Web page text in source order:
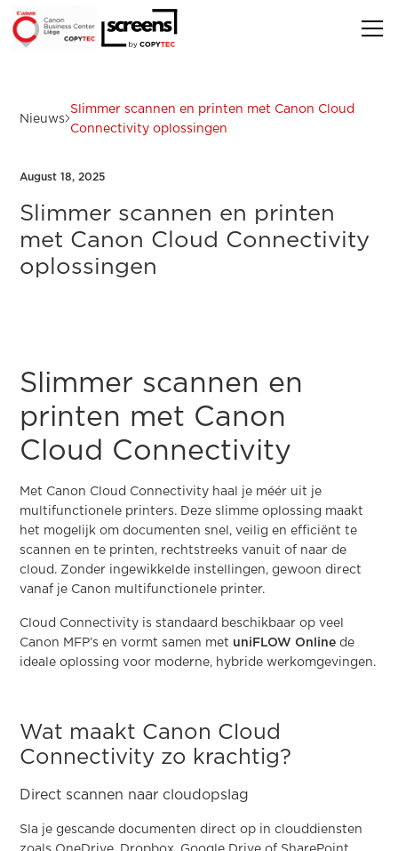
Nieuws
Slimmer scannen en printen met Canon Cloud
Connectivity oplossingen
August 18, 2025
Slimmer scannen en printen
met Canon Cloud Connectivity
oplossingen
Slimmer scannen en
printen met Canon
Cloud Connectivity
Met Canon Cloud Connectivity haal je méér uit je
multifunctionele printers. Deze slimme oplossing maakt
het mogelijk om documenten snel, veilig en efficiënt te
scannen en te printen, rechtstreeks vanuit of naar de
cloud. Zonder ingewikkelde instellingen, gewoon direct
vanaf je Canon multifunctionele printer.
Cloud Connectivity is standaard beschikbaar op veel
Canon MFP’s en vormt samen met uniFLOW Online de
ideale oplossing voor moderne, hybride werkomgevingen.
Wat maakt Canon Cloud
Connectivity zo krachtig?
Direct scannen naar cloudopslag
Sla je gescande documenten direct op in clouddiensten